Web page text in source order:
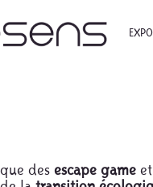
des escape game